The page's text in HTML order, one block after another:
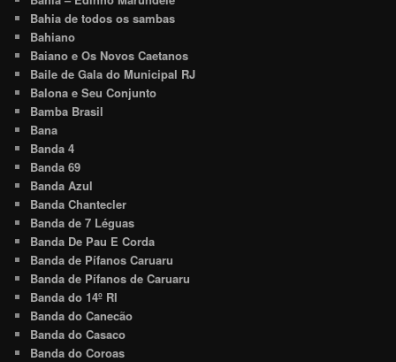
Bahia de todos os sambas
Bahiano
Baiano e Os Novos Caetanos
Baile de Gala do Municipal RJ
Balona e Seu Conjunto
Bamba Brasil
Bana
Banda 4
Banda 69
Banda Azul
Banda Chantecler
Banda de 7 Léguas
Banda De Pau E Corda
Banda de Pífanos Caruaru
Banda de Pífanos de Caruaru
Banda do 14º RI
Banda do Canecão
Banda do Casaco
Banda do Coroas